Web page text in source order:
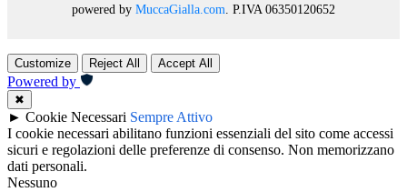
powered by MuccaGialla.com . P.IVA 06350120652
Customize Reject All Accept All
Powered by
✖
► Cookie Necessari Sempre Attivo
I cookie necessari abilitano funzioni essenziali del sito come accessi
sicuri e regolazioni delle preferenze di consenso. Non memorizzano
dati personali.
Nessuno